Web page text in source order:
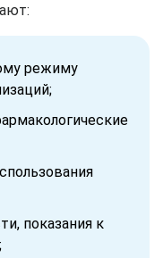
режиму
показания к